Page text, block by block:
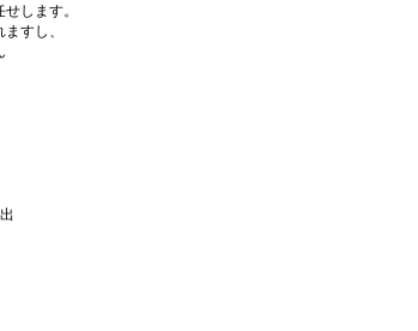
します。
すし、